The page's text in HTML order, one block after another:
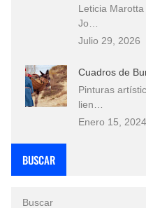
Leticia
Jo…
Julio 29, 2026
Cuadros de
Pinturas
lien…
Enero 15, 2024
BUSCAR